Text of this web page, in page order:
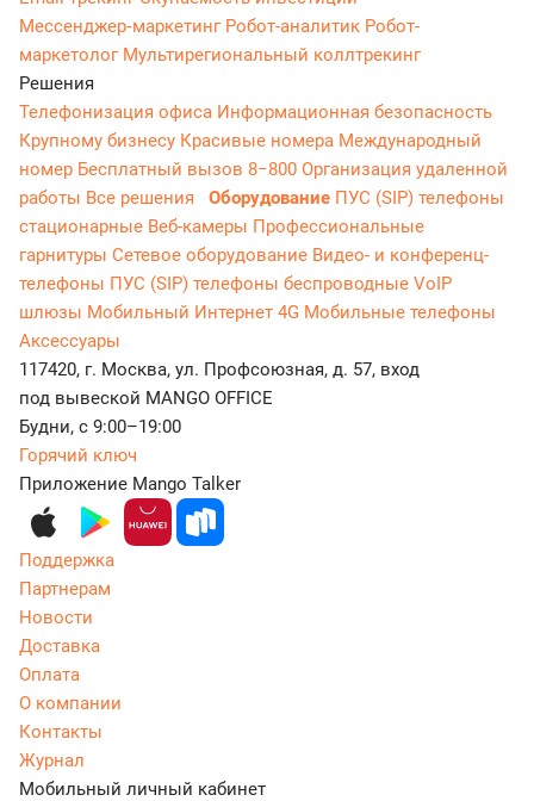
Мессенджер‑маркетинг Робот-аналитик Робот-
маркетолог Мультирегиональный коллтрекинг
Решения
Телефонизация офиса Информационная безопасность
Крупному бизнесу Красивые номера Международный
номер Бесплатный вызов 8−800 Организация удаленной
работы Все решения Оборудование ПУС (SIP) телефоны
стационарные Веб-камеры Профессиональные
гарнитуры Сетевое оборудование Видео- и конференц-
телефоны ПУС (SIP) телефоны беспроводные VoIP
шлюзы Мобильный Интернет 4G Мобильные телефоны
Аксессуары
117420, г. Москва, ул. Профсоюзная, д. 57, вход
под вывеской MANGO OFFICE
Будни, с 9:00–19:00
Горячий ключ
Приложение Mango Talker
Поддержка
Партнерам
Новости
Доставка
Оплата
О компании
Контакты
Журнал
Мобильный личный кабинет